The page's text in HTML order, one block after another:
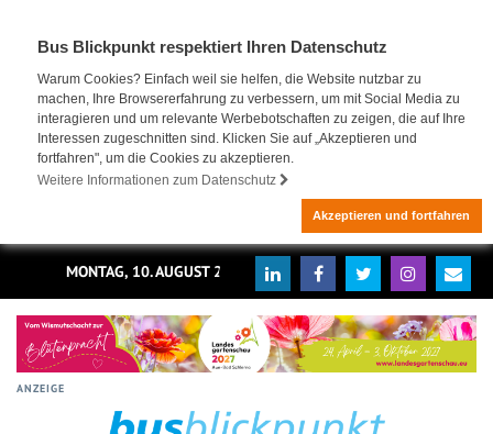
Bus Blickpunkt respektiert Ihren Datenschutz
Warum Cookies? Einfach weil sie helfen, die Website nutzbar zu
machen, Ihre Browsererfahrung zu verbessern, um mit Social Media zu
interagieren und um relevante Werbebotschaften zu zeigen, die auf Ihre
Interessen zugeschnitten sind. Klicken Sie auf „Akzeptieren und
fortfahren", um die Cookies zu akzeptieren.
Weitere Informationen zum Datenschutz
Akzeptieren und fortfahren
MONTAG, 10. AUGUST 2026
ANZEIGE